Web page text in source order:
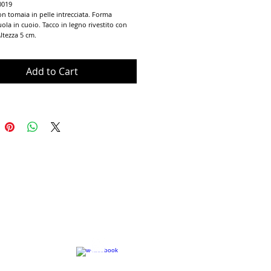
tomaia in pelle intrecciata. Forma
in cuoio. Tacco in legno rivestito con
5 cm.
Add to Cart